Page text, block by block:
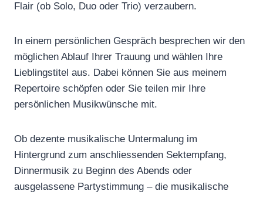
Flair (ob Solo, Duo oder Trio) verzaubern.
In einem persönlichen Gespräch besprechen wir den
möglichen Ablauf Ihrer Trauung und wählen Ihre
Lieblingstitel aus. Dabei können Sie aus meinem
Repertoire schöpfen oder Sie teilen mir Ihre
persönlichen Musikwünsche mit.
Ob dezente musikalische Untermalung im
Hintergrund zum anschliessenden Sektempfang,
Dinnermusik zu Beginn des Abends oder
ausgelassene Partystimmung – die musikalische